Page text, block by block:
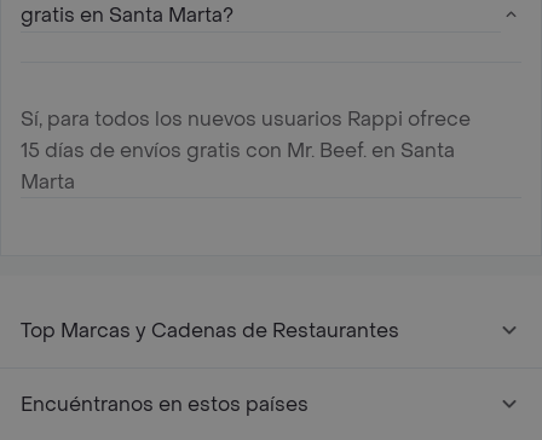
gratis en Santa Marta?
Sí, para todos los nuevos usuarios Rappi ofrece
15 días de envíos gratis con Mr. Beef. en Santa
Marta
Top Marcas y Cadenas de Restaurantes
Encuéntranos en estos países